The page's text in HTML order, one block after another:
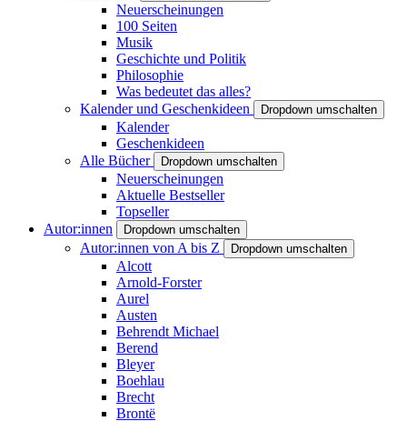
Neuerscheinungen
100 Seiten
Musik
Geschichte und Politik
Philosophie
Was bedeutet das alles?
Kalender und Geschenkideen
Dropdown umschalten
Kalender
Geschenkideen
Alle Bücher
Dropdown umschalten
Neuerscheinungen
Aktuelle Bestseller
Topseller
Autor:innen
Dropdown umschalten
Autor:innen von A bis Z Dropdown umschalten
Alcott
Arnold-Forster
Aurel
Austen
Behrendt Michael
Berend
Bleyer
Boehlau
Brecht
Brontë